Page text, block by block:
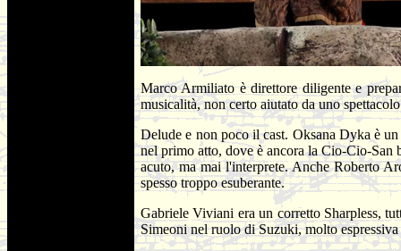
Marco Armiliato è direttore diligente e
musicalità, non certo aiutato da uno
Delude e non poco il cast. Oksana Dyka è
nel primo atto, dove è ancora la Cio-Cio-San
acuto, ma mai l'interprete. Anche Roberto
spesso troppo esuberante.
Gabriele Viviani era un corretto Sharpless,
Simeoni nel ruolo di Suzuki, molto